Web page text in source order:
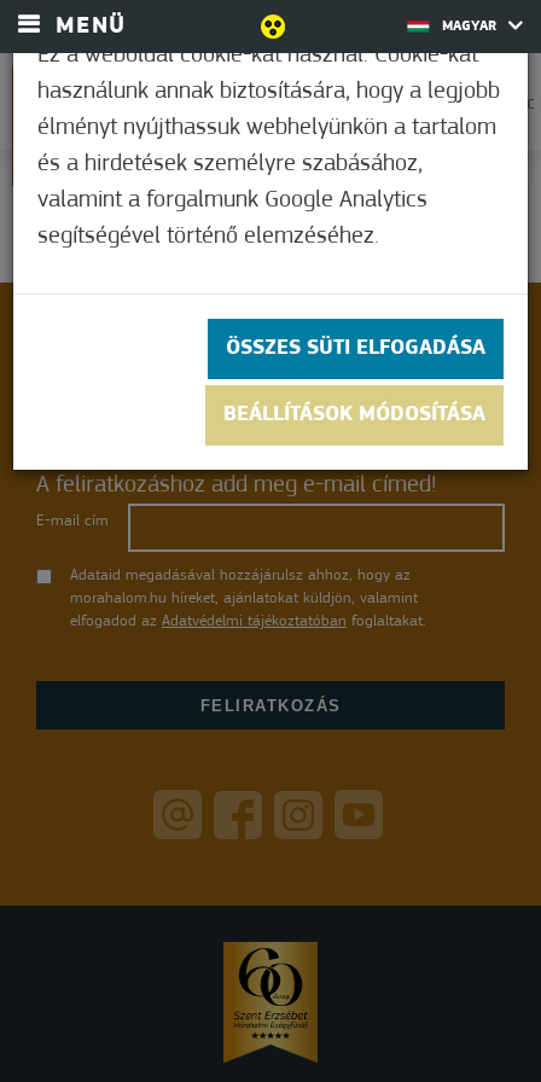
MENÜ MAGYAR
0
25,7°C
Kérem várjon!...
Ez a weboldal cookie-kat használ. Cookie-kat
használunk annak biztosítására, hogy a legjobb
élményt nyújthassuk webhelyünkön a tartalom
és a hirdetések személyre szabásához,
valamint a forgalmunk Google Analytics
segítségével történő elemzéséhez.
ÖSSZES SÜTI ELFOGADÁSA
BEÁLLÍTÁSOK MÓDOSÍTÁSA
Szeretnél exkluzív híreket kapni Mórahalomról,
programokról, élményekről és még sok minden
másról? Iratkozz fel hírlevelünkre!
A feliratkozáshoz add meg e-mail címed!
E-mail cím
Adataid megadásával hozzájárulsz ahhoz, hogy az
morahalom.hu híreket, ajánlatokat küldjön, valamint
elfogadod az Adatvédelmi tájékoztatóban foglaltakat.